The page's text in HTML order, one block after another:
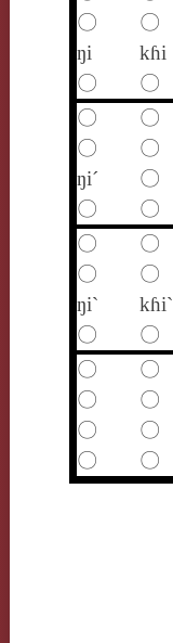
〇
〇
ŋi
kɦi
〇
〇
〇
〇
〇
〇
ŋi´
〇
〇
〇
〇
〇
〇
〇
ŋi`
kɦi`
〇
〇
〇
〇
〇
〇
〇
〇
〇
〇